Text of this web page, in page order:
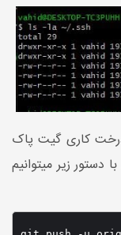
کاری گیت پاک
دستور زیر میتوانیم